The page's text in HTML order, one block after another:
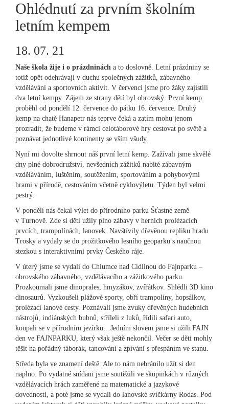
Ohlédnutí za prvním školním
letním kempem
18. 07. 21
Naše škola žije i o prázdninách a to doslovně. Letní prázdniny se
totiž opět odehrávají v duchu společných zážitků, zábavného
vzdělávání a sportovních aktivit. V červenci jsme pro žáky zajistili
dva letní kempy. Zájem ze strany dětí byl obrovský. První kemp
proběhl od pondělí 12. července do pátku 16. července. Druhý
kemp na chatě Hanapetr nás teprve čeká a zatím mohu jenom
prozradit, že budeme v rámci celotáborové hry cestovat po světě a
poznávat jednotlivé kontinenty se vším všudy.
Nyní mi dovolte shrnout náš první letní kemp. Zažívali jsme skvělé
dny plné dobrodružství, nevšedních zážitků nabité zábavným
vzděláváním, luštěním, soutěžením, sportováním a pohybovými
hrami v přírodě, cestováním včetně cyklovýletu. Týden byl velmi
pestrý.
V pondělí nás čekal výlet do přírodního parku Šťastné země
v Turnově. Zde si děti užily plno zábavy v herních prolézacích
prvcích, trampolínách, lanovek. Navštívily dřevěnou repliku hradu
Trosky a vydaly se do prožitkového lesního geoparku s naučnou
stezkou s interaktivními prvky Českého ráje.
V úterý jsme se vydali do Chlumce nad Cidlinou do Fajnparku –
obrovského zábavného, vzdělávacího a zážitkového parku.
Prozkoumali jsme dinoprales, hmyzákov, zvířátkov. Shlédli 3D kino
dinosaurů. Vyzkoušeli plážové sporty, obří trampolíny, hopsálkov,
prolézací lanové cesty. Poznávali jsme zvuky dřevěných hudebních
nástrojů, indiánských bubnů, stříleli z luků, řídili safari auto,
koupali se v přírodním jezírku…Jedním slovem jsme si užili FAJN
den ve FAJNPARKU, který však ještě nekončil. Večer se děti mohly
těšit na pořádný táborák, tancování a zpívání s přespáním ve stanu.
Středa byla ve znamení deště. Ale to nám nebránilo užít si den
naplno. Po vydatné snídani jsme soutěžili ve skupinkách v různých
vzdělávacích hrách zaměřené na matematické a jazykové
dovednosti, a poté jsme se vydali do lanovské svíčkárny Rodas. Pod